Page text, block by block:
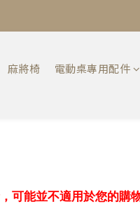
麻將椅 電動桌專用配件
可能並不適用於您的購